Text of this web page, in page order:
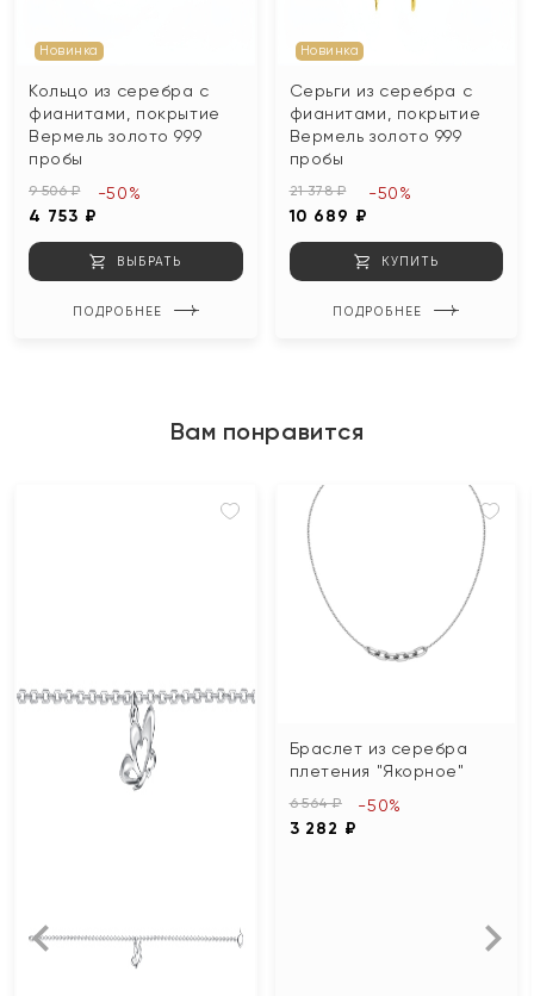
Новинка
Кольцо из серебра с
фианитами, покрытие
Вермель золото 999
пробы
9 506 ₽
4 753 ₽
-50%
ВЫБРАТЬ
ПОДРОБНЕЕ
Новинка
Серьги из серебра с
фианитами, покрытие
Вермель золото 999
пробы
21 378 ₽
10 689 ₽
-50%
КУПИТЬ
ПОДРОБНЕЕ
Вам понравится
Браслет из серебра
плетения "Якорное"
6 564 ₽
3 282 ₽
-50%